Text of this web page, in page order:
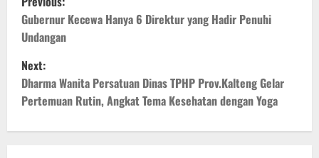
o
s
t
n
Gubernur Kecewa Hanya 6 Direktur yang Hadir Penuhi
Undangan
Next:
Dharma Wanita Persatuan Dinas TPHP Prov.Kalteng Gelar
Pertemuan Rutin, Angkat Tema Kesehatan dengan Yoga